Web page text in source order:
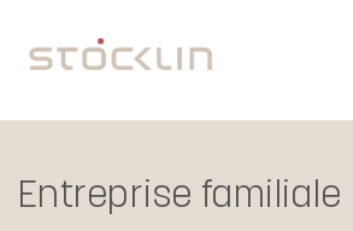
Entreprise familiale